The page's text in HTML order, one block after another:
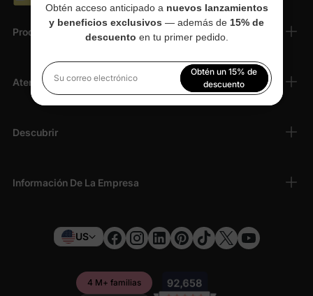
Productos
Atención Al Cliente
Descubrir
Información De La Empresa
US
4 M+ familias
Obtén acceso anticipado a nuevos lanzamientos
y beneficios exclusivos — además de 15% de
descuento en tu primer pedido.
Su correo electrónico
Obtén un 15% de
descuento